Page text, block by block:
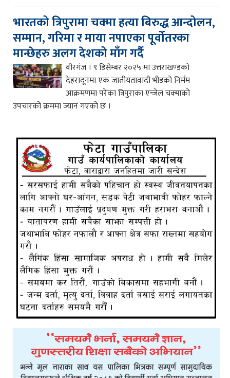
भारतको त्रिपुरामा चक्मा हत्या बिरुद्ध आन्दोलन,
सम्मान, गरिमा र माया नपाएका पूर्वोतरका
मान्छेहरु अलग देशको माँग गर्दै
वीरगंज । ९ डिसेम्बर २०२५ मा उत्तराखण्डको
देहरादूनमा एक जातीयतावादी भीडको निर्मम
आक्रमणमा परेका त्रिपुराका एन्जेल चक्माको
उपचारको क्रममा ज्यान गएको छ ।